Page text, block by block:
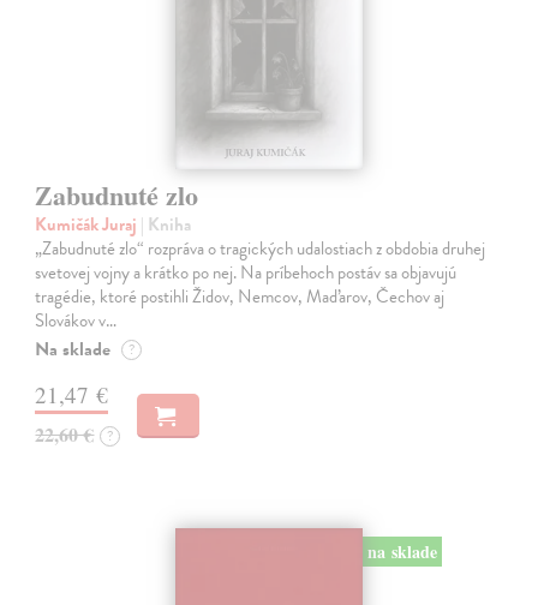
Zabudnuté zlo
Kumičák Juraj | Kniha
„Zabudnuté zlo“ rozpráva o tragických udalostiach z obdobia druhej
svetovej vojny a krátko po nej. Na príbehoch postáv sa objavujú
tragédie, ktoré postihli Židov, Nemcov, Maďarov, Čechov aj
Slovákov v…
Na sklade ?
21,47 €
22,60 € ?
na sklade